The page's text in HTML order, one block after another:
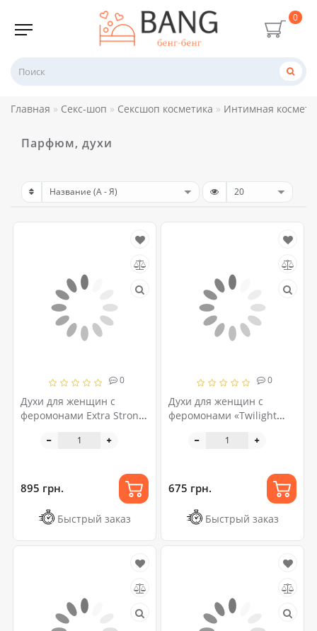
0
Главная Секс-шоп Сексшоп косметика Интимная
Парфюм, духи
0
Духи для женщин с
феромонами Extra Strong
895 грн.
Быстрый заказ
0
Духи для женщин с
феромонами «Twilight
675 грн.
Быстрый заказ